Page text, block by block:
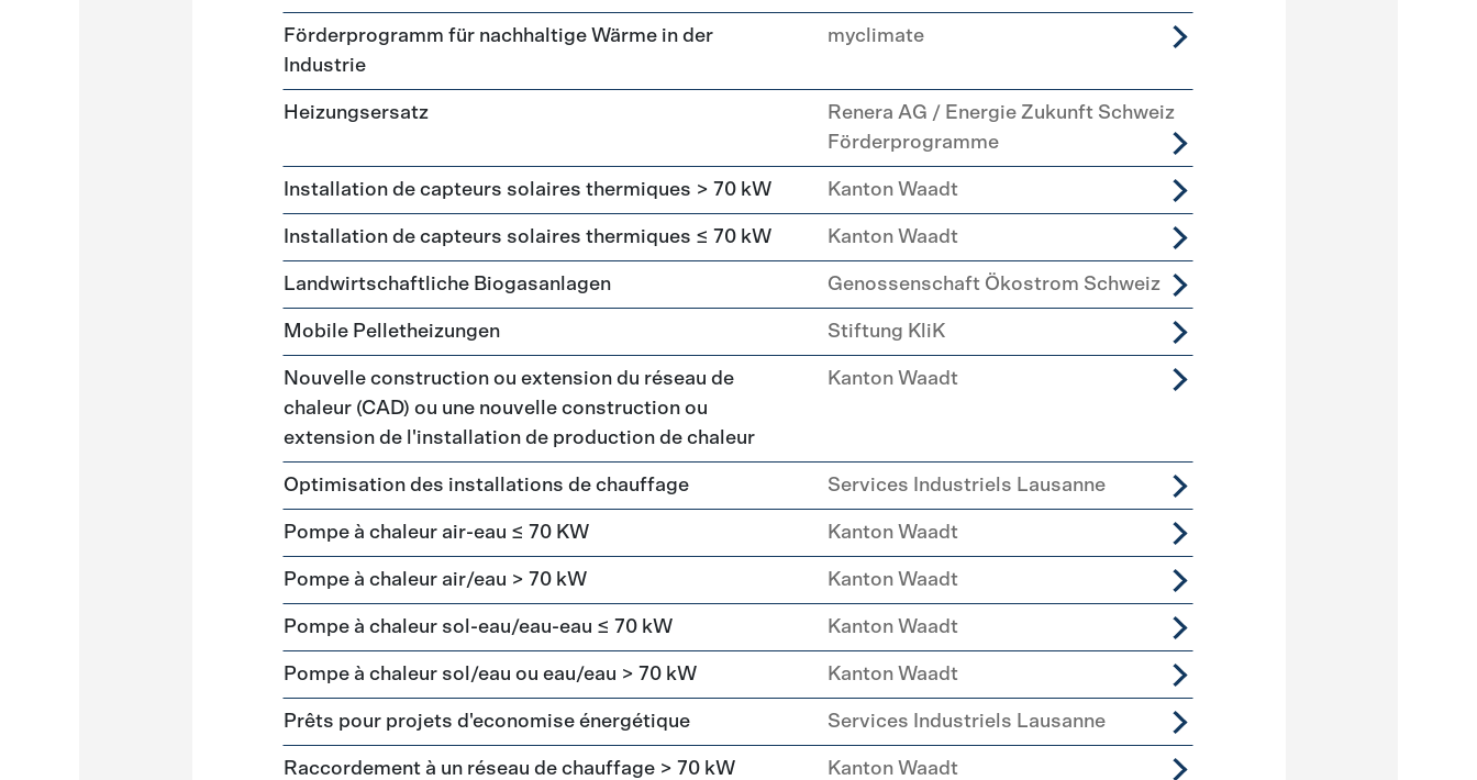
Förderprogramm für nachhaltige Wärme in der
Industrie
myclimate
Heizungsersatz
Renera AG / Energie Zukunft Schweiz
Förderprogramme
Installation de capteurs solaires thermiques > 70 kW Kanton Waadt
Installation de capteurs solaires thermiques ≤ 70 kW Kanton Waadt
Landwirtschaftliche Biogasanlagen Genossenschaft Ökostrom Schweiz
Mobile Pelletheizungen Stiftung KliK
Nouvelle construction ou extension du réseau de
chaleur (CAD) ou une nouvelle construction ou
extension de l'installation de production de chaleur
Kanton Waadt
Optimisation des installations de chauffage Services Industriels Lausanne
Pompe à chaleur air-eau ≤ 70 KW Kanton Waadt
Pompe à chaleur air/eau > 70 kW Kanton Waadt
Pompe à chaleur sol-eau/eau-eau ≤ 70 kW Kanton Waadt
Pompe à chaleur sol/eau ou eau/eau > 70 kW Kanton Waadt
Prêts pour projets d'economise énergétique Services Industriels Lausanne
Raccordement à un réseau de chauffage > 70 kW Kanton Waadt